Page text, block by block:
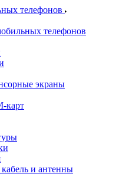
телефонов
телефонов
экраны
карт
и антенны